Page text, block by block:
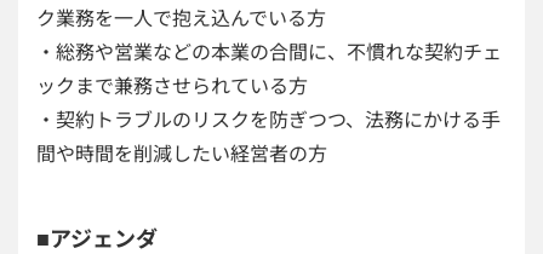
ク業務を一人で抱え込んでいる方
・総務や営業などの本業の合間に、不慣れな契約チェ
ックまで兼務させられている方
・契約トラブルのリスクを防ぎつつ、法務にかける手
間や時間を削減したい経営者の方
■アジェンダ